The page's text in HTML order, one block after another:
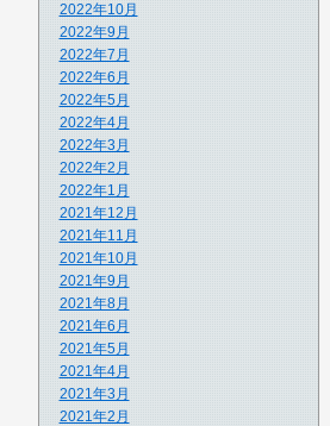
2022年10月
2022年9月
2022年7月
2022年6月
2022年5月
2022年4月
2022年3月
2022年2月
2022年1月
2021年12月
2021年11月
2021年10月
2021年9月
2021年8月
2021年6月
2021年5月
2021年4月
2021年3月
2021年2月